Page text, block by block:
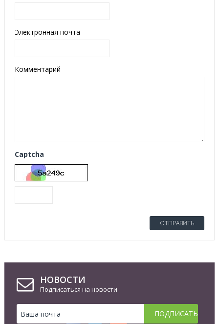
Электронная почта
Комментарий
Captcha
ОТПРАВИТЬ
НОВОСТИ
Подписаться на новости